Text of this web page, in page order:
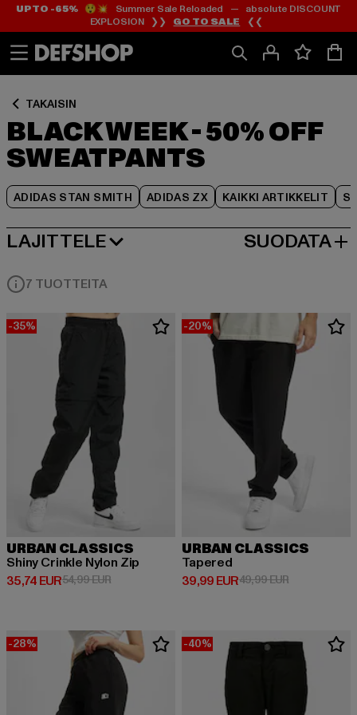
Siirry
Sisältö
Siirry
Footer
UP TO -65%😲💥 Summer Sale Reloaded — absolute DISCOUNT
EXPLOSION ❯❯ GO TO SALE ❮❮
TAKAISIN
BLACK WEEK - 50% OFF
SWEATPANTS
ADIDAS STAN SMITH ADIDAS ZX KAIKKI ARTIKKELIT
Siirry
Tuoteruudukko
LAJITTELE
SUOSITUIMMAT SUODATA
7 TUOTTEITA
-35%
URBAN CLASSICS
Shiny Crinkle Nylon Zip
35,74 EUR
Ajankohtainen hinta: 35,74 EUR
54,99 EURKampanjahinta: 54,99 EUR
-20%
URBAN CLASSICS
Tapered
39,99 EUR
Ajankohtainen hinta: 39,99 EUR
49,99 EUR
-28% -40%